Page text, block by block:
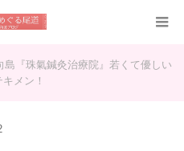
島『珠氣鍼灸治療院』若くて優しい
メン！